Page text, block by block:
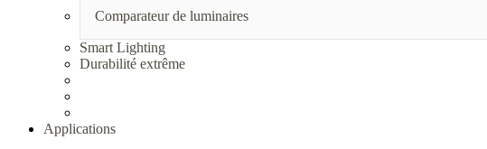
Comparateur de luminaires
Smart Lighting
Durabilité extrême
Applications